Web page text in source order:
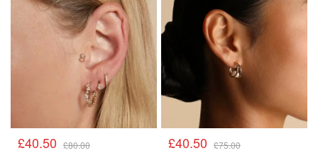
£40.50 £80.00 £40.50 £75.00